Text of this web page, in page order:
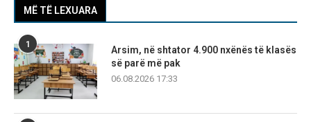
MË TË LEXUARA
1
Arsim, në shtator 4.900 nxënës të klasës
së parë më pak
06.08.2026 17:33